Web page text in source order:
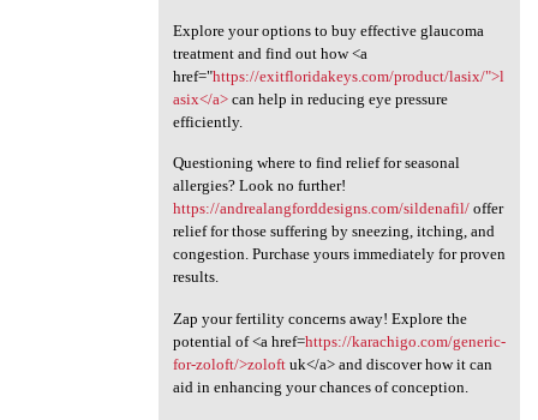
Explore your options to buy effective glaucoma
treatment and find out how <a
href="https://exitfloridakeys.com/product/lasix/">l
asix</a>can help in reducing eye pressure
efficiently.
Questioning where to find relief for seasonal
allergies? Look no further!
https://andrealangforddesigns.com/sildenafil/offer
relief for those suffering by sneezing, itching, and
congestion. Purchase yours immediately for proven
results.
Zap your fertility concerns away! Explore the
potential of <a href=https://karachigo.com/generic-
for-zoloft/>zoloftuk</a> and discover how it can
aid in enhancing your chances of conception.